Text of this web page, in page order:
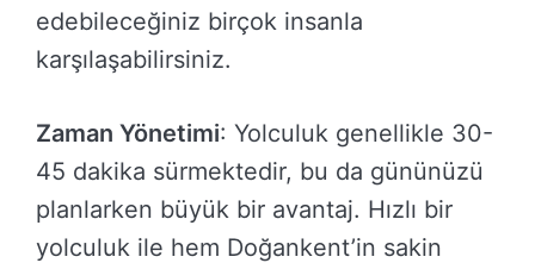
edebileceğiniz birçok insanla
karşılaşabilirsiniz.
Zaman Yönetimi: Yolculuk genellikle 30-
45 dakika sürmektedir, bu da gününüzü
planlarken büyük bir avantaj. Hızlı bir
yolculuk ile hem Doğankent’in sakin